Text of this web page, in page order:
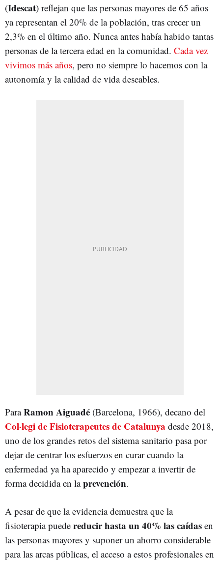
(Idescat) reflejan que las personas mayores de 65 años
ya representan el 20% de la población, tras crecer un
2,3% en el último año. Nunca antes había habido tantas
personas de la tercera edad en la comunidad. Cada vez
vivimos más años, pero no siempre lo hacemos con la
autonomía y la calidad de vida deseables.
ParaRamon Aiguadé (Barcelona, 1966), decano del
Col·legi de Fisioterapeutes de Catalunya desde 2018,
uno de los grandes retos del sistema sanitario pasa por
dejar de centrar los esfuerzos en curar cuando la
enfermedad ya ha aparecido y empezar a invertir de
forma decidida en laprevención.
A pesar de que la evidencia demuestra que la
fisioterapia puede reducir hasta un 40% las caídas en
las personas mayores y suponer un ahorro considerable
para las arcas públicas, el acceso a estos profesionales en